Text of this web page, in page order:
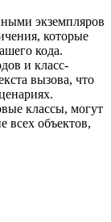
экземпляров
которые
кода.
и класс-
вызова, что
классы, могут
всех объектов,